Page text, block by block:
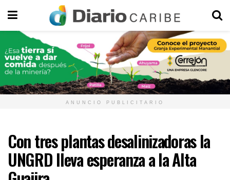
ANUNCIO PUBLICITARIO
Con tres plantas desalinizadoras la
UNGRD lleva esperanza a la Alta